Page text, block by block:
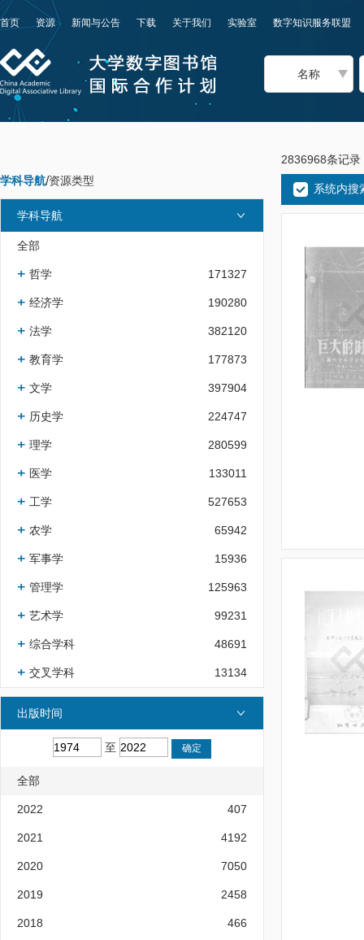
首页 资源 新闻与公告 下载 关于我们 实验室 数字知识服务联盟
名称
学科导航/资源类型
学科导航
全部
哲学 171327
经济学 190280
法学 382120
教育学 177873
文学 397904
历史学 224747
理学 280599
医学 133011
工学 527653
农学 65942
军事学 15936
管理学 125963
艺术学 99231
综合学科 48691
交叉学科 13134
出版时间
至
全部
2022 407
2021 4192
2020 7050
2019 2458
2018 466
2836968条记录
系统内搜